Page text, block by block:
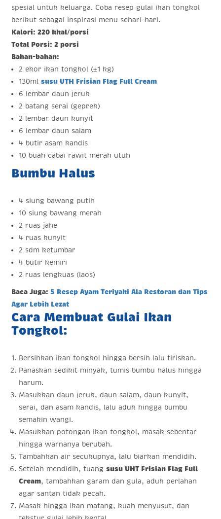
spesial untuk keluarga. Coba resep gulai ikan tongkol
berikut sebagai inspirasi menu sehari-hari.
Kalori: 220 kkal/porsi
Total Porsi: 2 porsi
Bahan-bahan:
2 ekor ikan tongkol (±1 kg)
130ml susu UTH Frisian Flag Full Cream
6 lembar daun jeruk
2 batang serai (geprek)
2 lembar daun kunyit
6 lembar daun salam
4 butir asam kandis
10 buah cabai rawit merah utuh
Bumbu Halus
4 siung bawang putih
10 siung bawang merah
2 ruas jahe
4 ruas kunyit
2 sdm ketumbar
4 butir kemiri
2 ruas lengkuas (laos)
Baca Juga: 5 Resep Ayam Teriyaki Ala Restoran dan Tips
Agar Lebih Lezat
Cara Membuat Gulai Ikan
Tongkol:
Bersihkan ikan tongkol hingga bersih lalu tiriskan.
Panaskan sedikit minyak, tumis bumbu halus hingga
harum.
Masukkan daun jeruk, daun salam, daun kunyit,
serai, dan asam kandis, lalu aduk hingga bumbu
semakin wangi.
Masukkan potongan ikan tongkol, masak sebentar
hingga warnanya berubah.
Tambahkan air secukupnya, lalu biarkan mendidih.
Setelah mendidih, tuang susu UHT Frisian Flag Full
Cream, tambahkan garam dan gula, aduk perlahan
agar santan tidak pecah.
Masak hingga ikan matang, kuah menyusut, dan